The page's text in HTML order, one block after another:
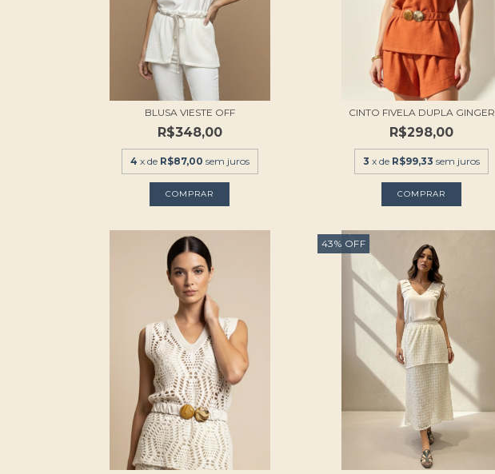
BLUSA VIESTE OFF
R$348,00
4 x de R$87,00 sem juros
COMPRAR
CINTO FIVELA DUPLA GINGER
R$298,00
3 x de R$99,33 sem juros
COMPRAR
43% OFF